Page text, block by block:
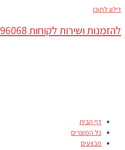
דילוג לתוכן
להזמנות ושירות לקוחות 058-4996068
דף הבית
כל המוצרים
מבצעים